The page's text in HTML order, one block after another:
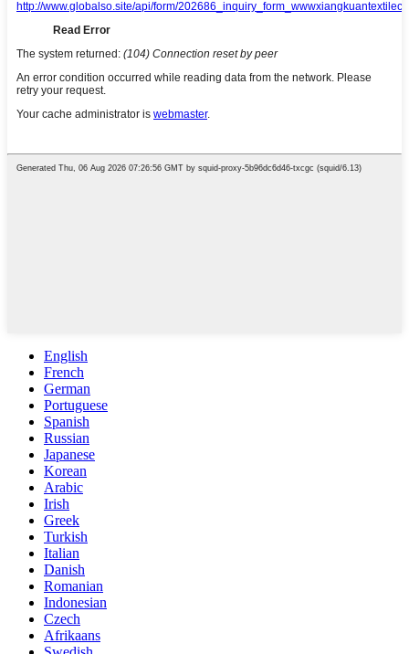
English
French
German
Portuguese
Spanish
Russian
Japanese
Korean
Arabic
Irish
Greek
Turkish
Italian
Danish
Romanian
Indonesian
Czech
Afrikaans